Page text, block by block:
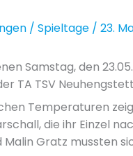
/ Spieltage/ 23.
Samstag, den
TA TSV
Temperaturen
die ihr Einzel
Malin Gratz mussten